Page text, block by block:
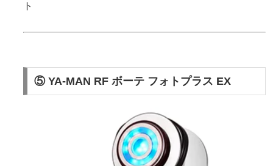
ト
⑤ YA-MAN RF ボーテ フォトプラス EX